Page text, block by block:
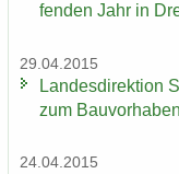
fen­den Jahr in
29.04.2015
Lan­des­di­rek­ti­on
zum
24.04.2015